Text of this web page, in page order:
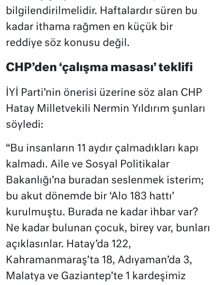
bilgilendirilmelidir. Haftalardır süren bu
kadar ithama rağmen en küçük bir
reddiye söz konusu değil.
CHP’den ‘çalışma masası’ teklifi
İYİ Parti’nin önerisi üzerine söz alan CHP
Hatay Milletvekili Nermin Yıldırım şunları
söyledi:
“Bu insanların 11 aydır çalmadıkları kapı
kalmadı. Aile ve Sosyal Politikalar
Bakanlığı’na buradan seslenmek isterim;
bu akut dönemde bir ‘Alo 183 hattı’
kurulmuştu. Burada ne kadar ihbar var?
Ne kadar bulunan çocuk, birey var, bunları
açıklasınlar. Hatay’da 122,
Kahramanmaraş’ta 18, Adıyaman’da 3,
Malatya ve Gaziantep’te 1 kardeşimiz